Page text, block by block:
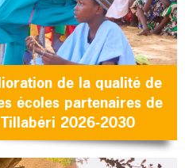
de la qualité de
écoles partenaires de
2026-2030